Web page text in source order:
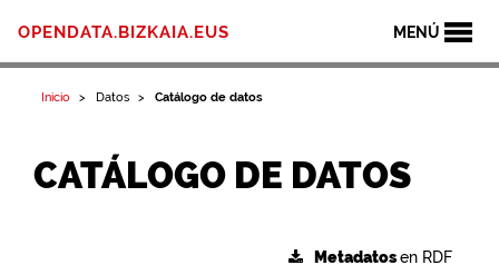
MENÚ
OPENDATA.BIZKAIA.EUS
Inicio Datos Catálogo de datos
CATÁLOGO DE DATOS
Metadatosen RDF